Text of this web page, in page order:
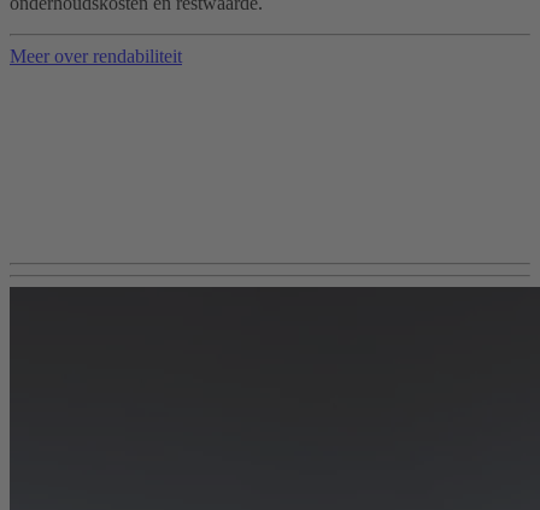
Meer over rendabiliteit